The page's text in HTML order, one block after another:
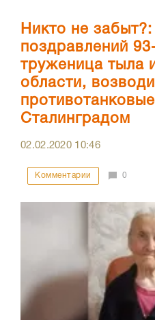
Никто не
поздравлений
труженица тыла
области,
Сталинградом
02.02.2020 10:46
Комментарии 0